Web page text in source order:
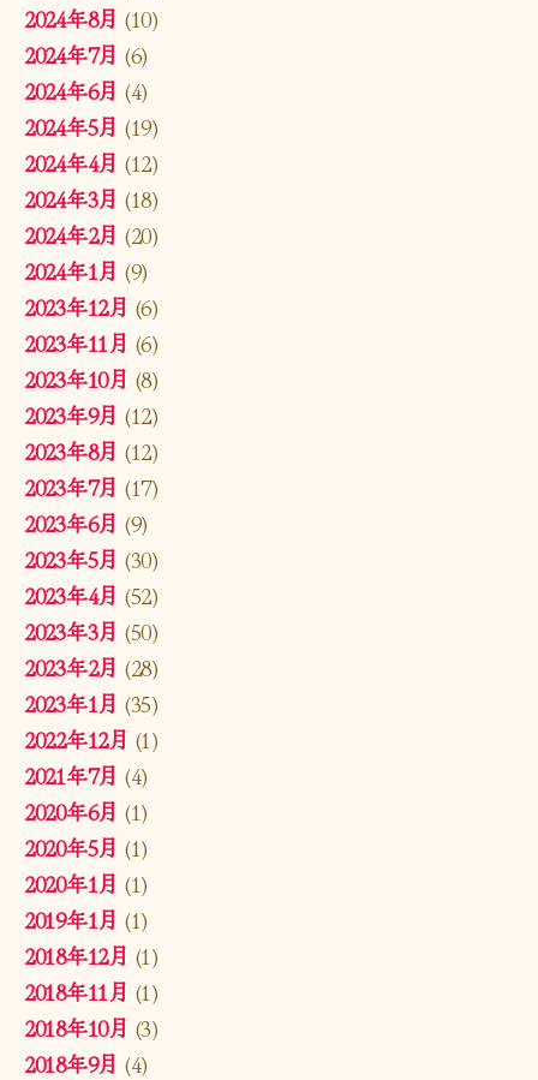
2024年8月 (10)
2024年7月 (6)
2024年6月 (4)
2024年5月 (19)
2024年4月 (12)
2024年3月 (18)
2024年2月 (20)
2024年1月 (9)
2023年12月 (6)
2023年11月 (6)
2023年10月 (8)
2023年9月 (12)
2023年8月 (12)
2023年7月 (17)
2023年6月 (9)
2023年5月 (30)
2023年4月 (52)
2023年3月 (50)
2023年2月 (28)
2023年1月 (35)
2022年12月 (1)
2021年7月 (4)
2020年6月 (1)
2020年5月 (1)
2020年1月 (1)
2019年1月 (1)
2018年12月 (1)
2018年11月 (1)
2018年10月 (3)
2018年9月 (4)